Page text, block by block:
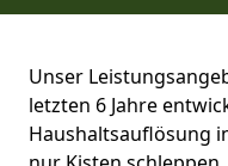
Unser
letzten 6 Jahre
Haushaltsauflösung